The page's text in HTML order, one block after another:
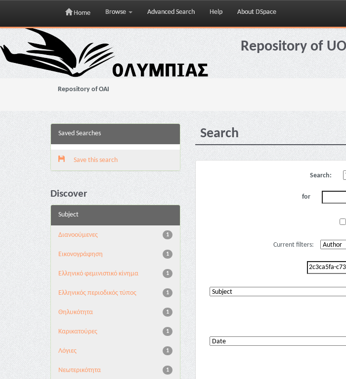
Skip
navigation
Home Browse Advanced Search Help About DSpace
Repository of
Repository of OAI
Saved Searches
Save this search
Discover
Subject
1
Διανoούμενες
1
Εικονογράφηση
1
Ελληνικό φεμινιστικό κίνημα
1
Ελληνικός περιοδικός τύπος
1
Θηλυκότητα
1
Καρικατούρες
1
Λόγιες
1
Νεωτερικότητα
Search
Search:
for
Current filters: